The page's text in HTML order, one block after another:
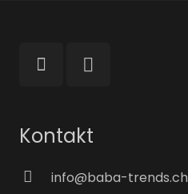
Kontakt
info@baba-trends.ch